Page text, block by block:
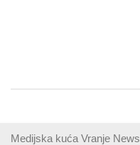
Medijska kuća Vranje News